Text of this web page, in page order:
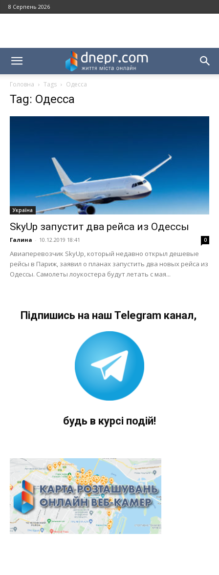
8 Серпень 2026
Головна Tags Одесса
Tag: Одесса
Україна
SkyUp запустит два рейса из Одессы
Галина - 10.12.2019 18:41 0
Авиаперевозчик SkyUp, который недавно открыл дешевые
рейсы в Париж, заявил о планах запустить два новых рейса из
Одессы. Самолеты лоукостера будут летать с мая...
Підпишись на наш Telegram канал,
будь в курсі подій!